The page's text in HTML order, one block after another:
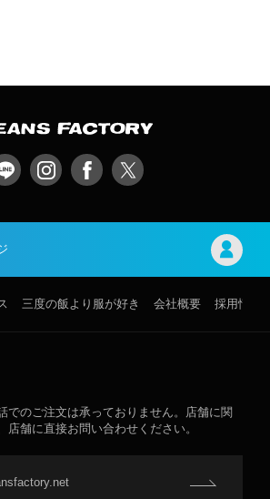
三度の飯より服が好き 会社概要 採用情報
でのご注文は承っておりません。店舗に関
店舗に直接お問い合わせください。